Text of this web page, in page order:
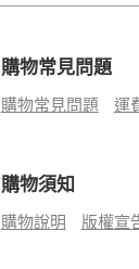
購物常見問題
購物常見問題 運
購物須知
購物說明 版權宣